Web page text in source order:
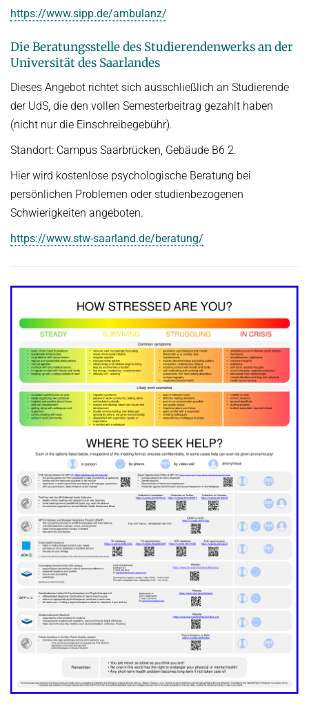
https://www.sipp.de/ambulanz/
Die Beratungsstelle des Studierendenwerks an der
Universität des Saarlandes
Dieses Angebot richtet sich ausschließlich an Studierende
der UdS, die den vollen Semesterbeitrag gezahlt haben
(nicht nur die Einschreibegebühr).
Standort: Campus Saarbrücken, Gebäude B6 2.
Hier wird kostenlose psychologische Beratung bei
persönlichen Problemen oder studienbezogenen
Schwierigkeiten angeboten.
https://www.stw-saarland.de/beratung/